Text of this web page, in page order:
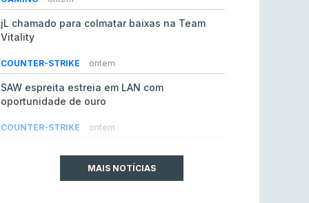
jL chamado para colmatar baixas na Team
Vitality
COUNTER-STRIKE ontem
SAW espreita estreia em LAN com
oportunidade de ouro
COUNTER-STRIKE ontem
do Counter-Strike 2MAIS NOTÍCIAS